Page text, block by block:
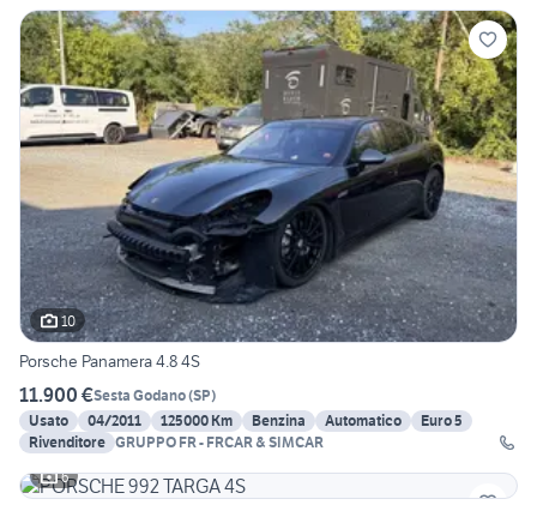
10
Porsche Panamera 4.8 4S
11.900 €Sesta Godano(SP)
Usato
04/2011 125000 Km Benzina Automatico
Euro 5
Rivenditore GRUPPO FR - FRCAR & SIMCAR
6